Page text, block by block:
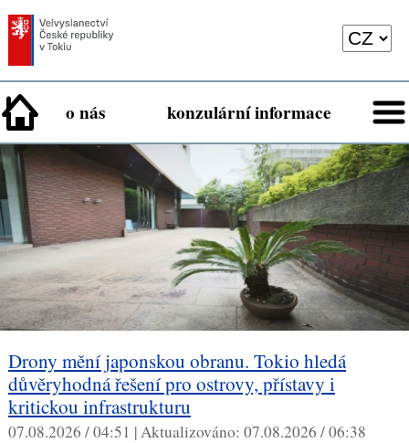
o nás konzulární informace
Drony mění japonskou obranu. Tokio hledá
důvěryhodná řešení pro ostrovy, přístavy i
kritickou infrastrukturu
07.08.2026 / 04:51 |Aktualizováno: 07.08.2026 / 06:38